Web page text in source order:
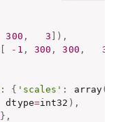
300 , 3 ] ) ,
[ - 1 , 300 , 300 , 3
: { 'scales' : array(
dtype=int32 ) ,
} ,